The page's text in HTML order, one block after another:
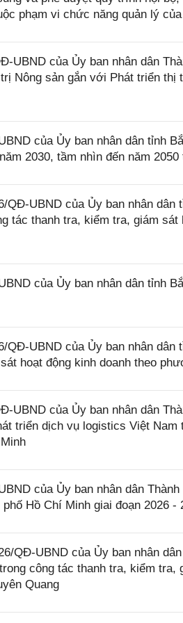
phạm vi chức năng quản lý
UBND của Ủy ban nhân dân
Nông sản gắn với Phát triển thị
của Ủy ban nhân dân tỉnh
2030, tầm nhìn đến năm
QĐ-UBND của Ủy ban nhân
tác thanh tra, kiểm tra, giám
của Ủy ban nhân dân tỉnh
QĐ-UBND của Ủy ban nhân
hoạt động kinh doanh theo
UBND của Ủy ban nhân dân
triển dịch vụ logistics Việt
của Ủy ban nhân dân
Hồ Chí Minh giai đoạn 2026 -
QĐ-UBND của Ủy ban nhân
công tác thanh tra, kiểm
Quang